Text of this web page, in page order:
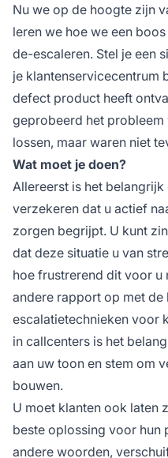
Nu we op de hoogte zijn
leren we hoe we een
de-escaleren. Stel je een
je klantenservicecentrum
defect product heeft
geprobeerd het
lossen, maar waren niet
Wat moet je doen?
Allereerst is het
verzekeren dat u actief
zorgen begrijpt. U kunt
dat deze situatie u van
hoe frustrerend dit voor u
andere rapport op met
escalatietechnieken voor
in callcenters is het
aan uw toon en stem om
bouwen.
U moet klanten ook laten
beste oplossing voor hun
andere woorden,